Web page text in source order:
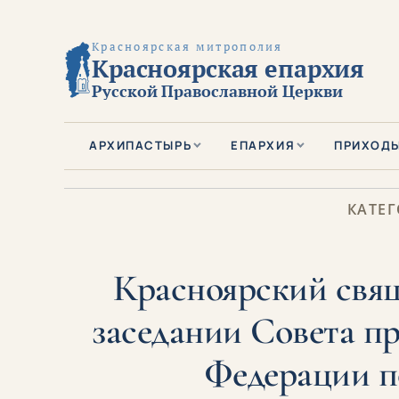
Красноярская митрополия
Красноярская епархия
Русской Православной Церкви
АРХИПАСТЫРЬ ЕПАРХИЯ
Красноярский
заседании Совета
Федерации